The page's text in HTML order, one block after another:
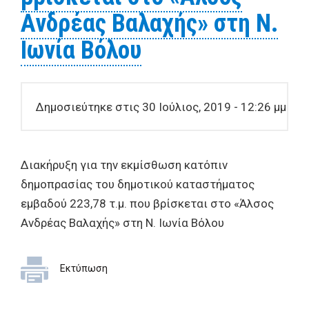
Ανδρέας Βαλαχής» στη Ν.
Ιωνία Βόλου
Δημοσιεύτηκε στις 30 Ιούλιος, 2019 - 12:26 μμ
Διακήρυξη για την εκμίσθωση κατόπιν
δημοπρασίας του δημοτικού καταστήματος
εμβαδού 223,78 τ.μ. που βρίσκεται στο «Άλσος
Ανδρέας Βαλαχής» στη Ν. Ιωνία Βόλου
Εκτύπωση